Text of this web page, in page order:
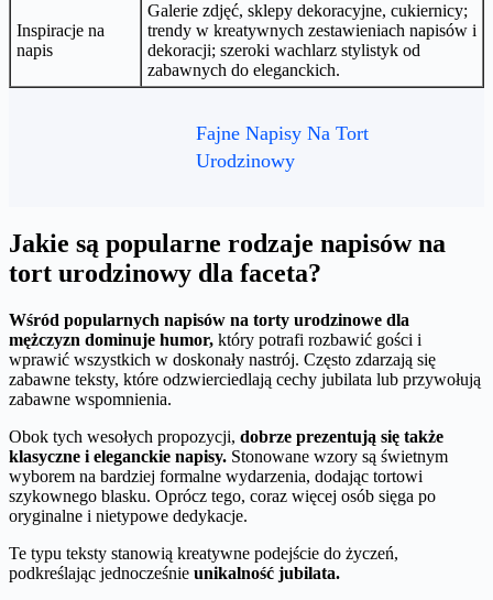
Inspiracje na
napis
Galerie zdjęć, sklepy dekoracyjne, cukiernicy;
trendy w kreatywnych zestawieniach napisów i
dekoracji; szeroki wachlarz stylistyk od
zabawnych do eleganckich.
Fajne Napisy Na Tort
Urodzinowy
Jakie są popularne rodzaje napisów na
tort urodzinowy dla faceta?
Wśród popularnych napisów na torty urodzinowe dla
mężczyzn dominuje humor, który potrafi rozbawić gości i
wprawić wszystkich w doskonały nastrój. Często zdarzają się
zabawne teksty, które odzwierciedlają cechy jubilata lub przywołują
zabawne wspomnienia.
Obok tych wesołych propozycji, dobrze prezentują się także
klasyczne i eleganckie napisy. Stonowane wzory są świetnym
wyborem na bardziej formalne wydarzenia, dodając tortowi
szykownego blasku. Oprócz tego, coraz więcej osób sięga po
oryginalne i nietypowe dedykacje.
Te typu teksty stanowią kreatywne podejście do życzeń,
podkreślając jednocześnie unikalność jubilata.